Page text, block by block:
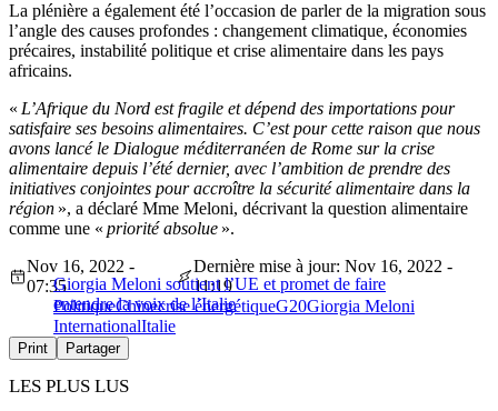
La plénière a également été l’occasion de parler de la migration sous
l’angle des causes profondes : changement climatique, économies
précaires, instabilité politique et crise alimentaire dans les pays
africains.
« L’Afrique du Nord est fragile et dépend des importations pour
satisfaire ses besoins alimentaires. C’est pour cette raison que nous
avons lancé le Dialogue méditerranéen de Rome sur la crise
alimentaire depuis l’été dernier, avec l’ambition de prendre des
initiatives conjointes pour accroître la sécurité alimentaire dans la
région », a déclaré Mme Meloni, décrivant la question alimentaire
comme une « priorité absolue ».
Giorgia Meloni soutient l’UE et promet de faire
entendre la voix de l’Italie
Nov 16, 2022 -
07:35
Dernière mise à jour: Nov 16, 2022 -
11:19
PolitiqueChinecrise énergétiqueG20Giorgia Meloni
InternationalItalie
Print Partager
LES PLUS LUS